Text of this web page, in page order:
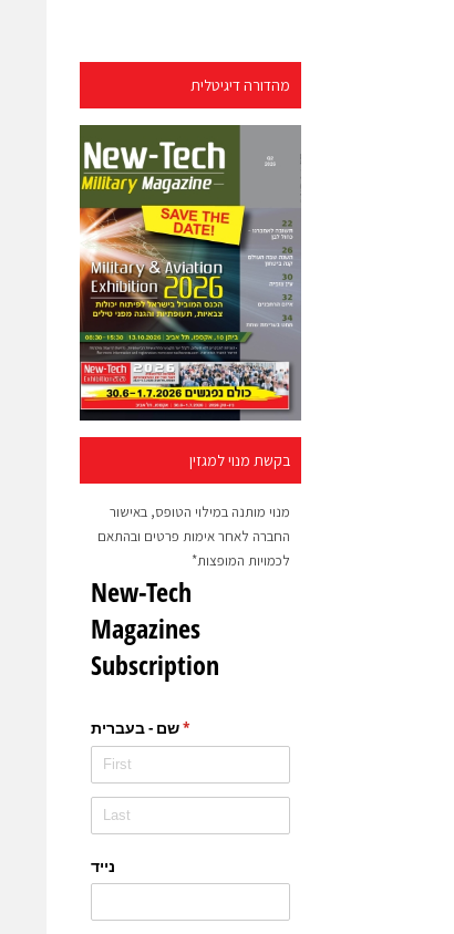
מהדורה דיגיטלית
בקשת מנוי למגזין
מנוי מותנה במילוי הטופס, באישור
החברה לאחר אימות פרטים ובהתאם
לכמויות המופצות*